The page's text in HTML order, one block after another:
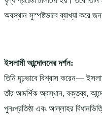
অবস্থান সুস্পষ্টভাবে ব্যাখ্যা করে
ইসলামী আন্দোলনের দর্শন:
তিনি দৃঢ়ভাবে বিশ্বাস করেন—
তাঁর আদর্শিক অবস্থান, বক্তব্য,
পুনঃপ্রতিষ্ঠা এবং আল্লাহর